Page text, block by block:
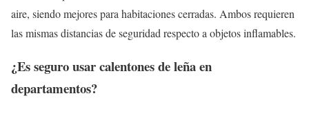
aire, siendo mejores para habitaciones cerradas. Ambos requieren
las mismas distancias de seguridad respecto a objetos inflamables.
¿Es seguro usar calentones de leña en
departamentos?